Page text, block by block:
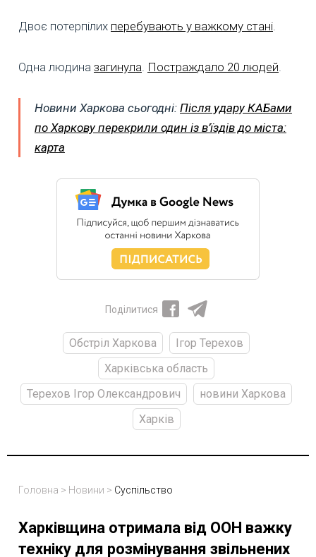
Двоє потерпілих перебувають у важкому стані
Одна людина загинула Постраждало 20 людей
Новини Харкова сьогодні: Після удару КАБами
по Харкову перекрили один із в’їздів до міста:
карта
Поділитися
Обстріл Харкова
Ігор Терехов
Харківська область
Терехов Ігор Олександрович
новини Харкова
Харків
Головна > Новини > Суспільство
Харківщина отримала від ООН важку
техніку для розмінування звільнених